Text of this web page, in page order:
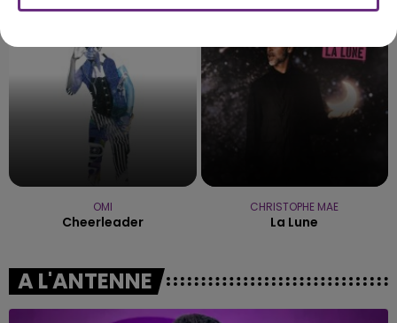
OMI
Cheerleader
CHRISTOPHE MAE
La Lune
A L'ANTENNE